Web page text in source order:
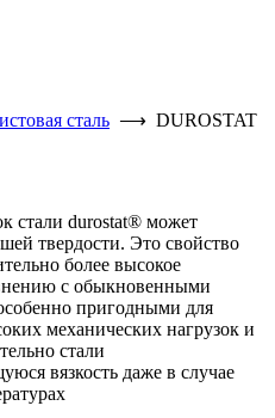
сталь ⟶ DUROSTAT
стали durostat® может
твердости. Это свойство
более высокое
с обыкновенными
пригодными для
механических нагрузок и
стали
вязкость даже в случае